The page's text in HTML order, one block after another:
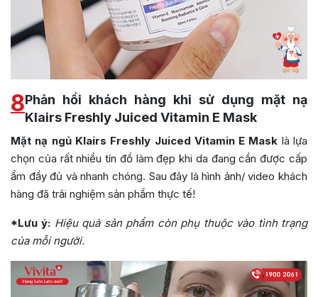
8Phản hồi khách hàng khi sử dụng mặt nạ
Klairs Freshly Juiced Vitamin E Mask
Mặt nạ ngủ Klairs Freshly Juiced Vitamin E Mask là lựa
chọn của rất nhiều tín đồ làm đẹp khi da đang cần được cấp
ẩm đầy đủ và nhanh chóng. Sau đây là hình ảnh/ video khách
hàng đã trải nghiệm sản phẩm thực tế!
*Lưu ý: Hiệu quả sản phẩm còn phụ thuộc vào tình trạng
của mỗi người.